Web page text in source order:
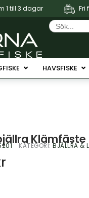
1 till 3 dagar Fri
Sök
efter:
Öppna Flugfiske
HAVSFISKE
Klämfäste
KATEGORI:BJÄLLRA &